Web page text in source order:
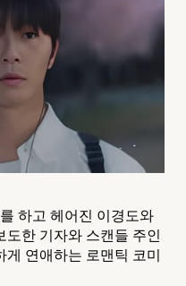
하고 헤어진 이경도와
한 기자와 스캔들 주인
연애하는 로맨틱 코미